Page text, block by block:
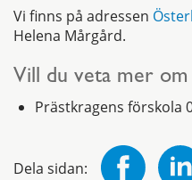
Vi finns på adressen
Helena Mårgård.
Vill du veta mer om
Prästkragens förskola
Dela sidan: